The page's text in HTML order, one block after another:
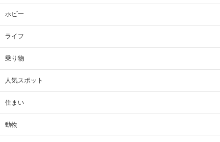
ホビー
ライフ
乗り物
人気スポット
住まい
動物